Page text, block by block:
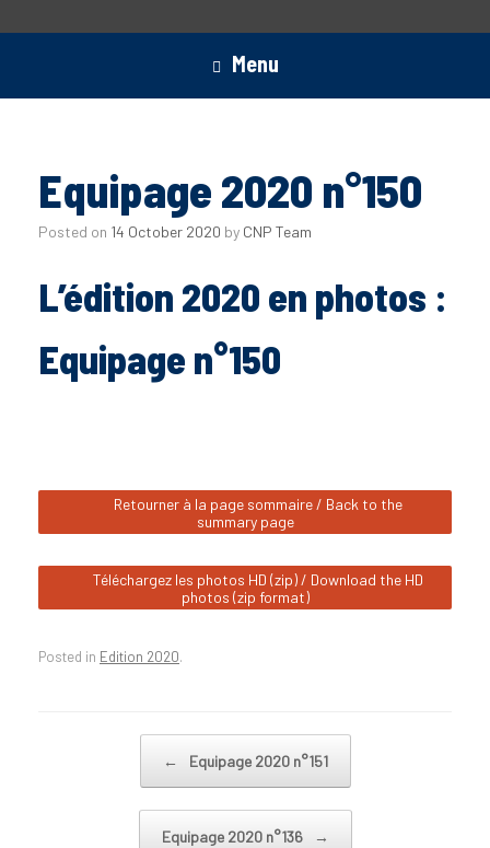
Menu
Equipage 2020 n°150
Posted on 14 October 2020 by CNP Team
L’édition 2020 en photos :
Equipage n°150
Retourner à la page sommaire / Back to the
summary page
Téléchargez les photos HD (zip) / Download the HD
photos (zip format)
Posted in Edition 2020.
← Equipage 2020 n°151
Equipage 2020 n°136 →